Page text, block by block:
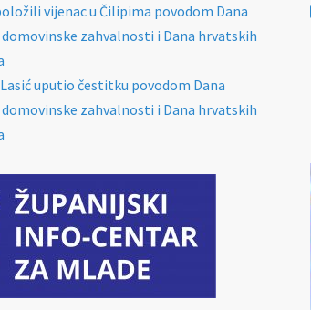
vijenac u Čilipima povodom Dana
zahvalnosti i Dana hrvatskih
uputio čestitku povodom Dana
zahvalnosti i Dana hrvatskih